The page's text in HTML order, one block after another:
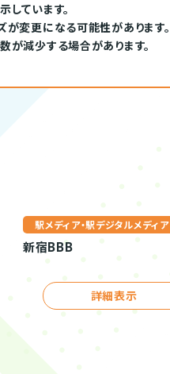
ています。
変更になる可能性があります。
減少する場合があります。
駅メディア・駅デジタルメディア
新宿BBB
詳細表示